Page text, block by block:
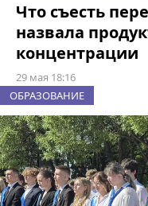
Что съесть
назвала
концентрации
29 мая 18:16
ОБРАЗОВАНИЕ